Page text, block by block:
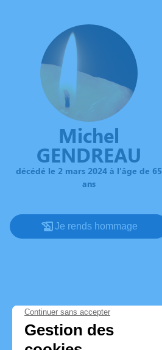
Michel
GENDREAU
décédé le 2 mars 2024 à l'âge de 65
ans
Je rends hommage